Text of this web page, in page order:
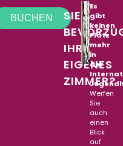
BUCHEN
SIE
IHR
EIGENES
ZIMMER?
Es
gibt
keinen
Platz
mehr
in
der
Werfen
Sie
auch
einen
Blick
auf